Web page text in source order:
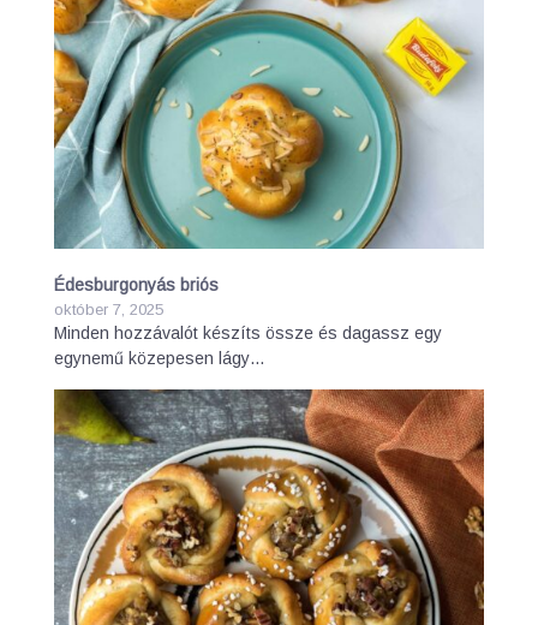
Édesburgonyás briós
október 7, 2025
Minden hozzávalót készíts össze és dagassz egy
egynemű közepesen lágy…